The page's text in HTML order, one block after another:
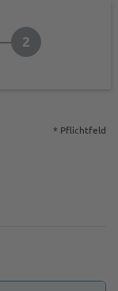
2
* Pflichtfeld